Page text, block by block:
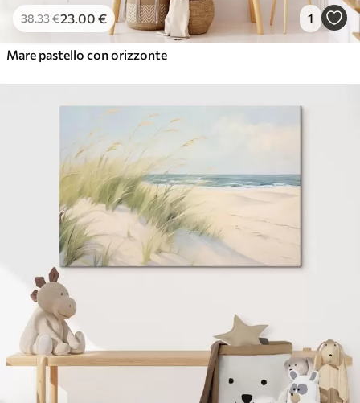
38.33€23 .00 € 1
Mare pastello con orizzonte